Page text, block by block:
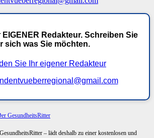
EIGENER Redakteur. Schreiben Sie
sich was Sie möchten.
– lädt deshalb zu einer kostenlosen und